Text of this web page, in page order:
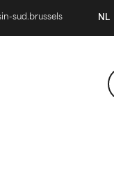
sud.brussels NL